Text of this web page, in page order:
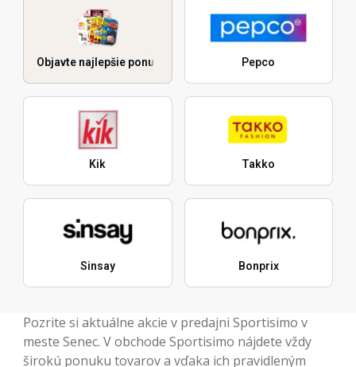
Objavte najlepšie ponuky Pepco
Kik Takko
Sinsay Bonprix
Pozrite si aktuálne akcie v predajni Sportisimo v
meste Senec. V obchode Sportisimo nájdete vždy
širokú ponuku tovarov a vďaka ich pravidleným